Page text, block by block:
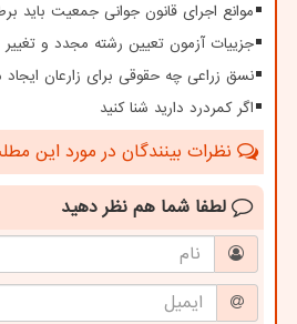
موانع اجرای قانون جوانی جمعیت باید
جزییات آزمون تعیین رشته مجدد و
نسق زراعی چه حقوقی برای زارعان ایجاد
اگر کمردرد دارید شنا کنید
نظرات بینندگان در مورد این
لطفا شما هم نظر دهید